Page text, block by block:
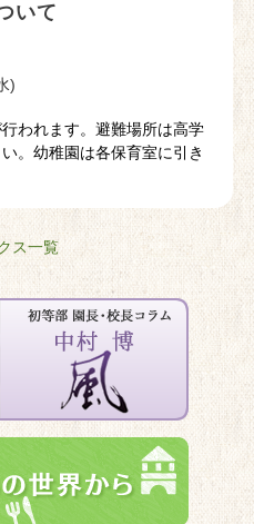
いて
)
われます。避難場所は高学
。幼稚園は各保育室に引き
ス一覧